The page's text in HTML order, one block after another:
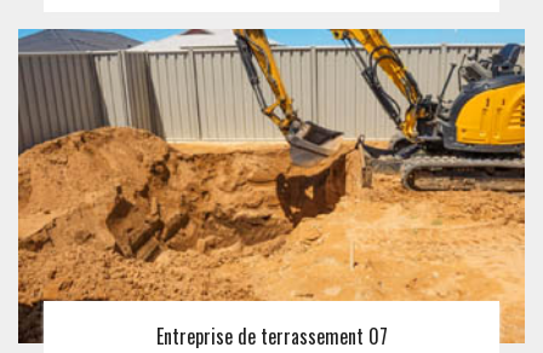
Entreprise de terrassement 07